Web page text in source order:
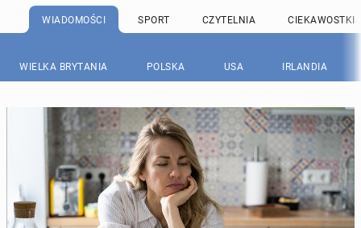
WIADOMOŚCI SPORT CZYTELNIA CIEKAWOSTKI
WIELKA BRYTANIA POLSKA USA IRLANDIA